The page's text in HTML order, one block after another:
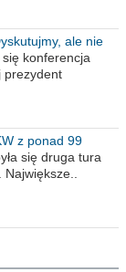
ale nie
się konferencja
prezydent
z ponad 99
się druga tura
Największe..